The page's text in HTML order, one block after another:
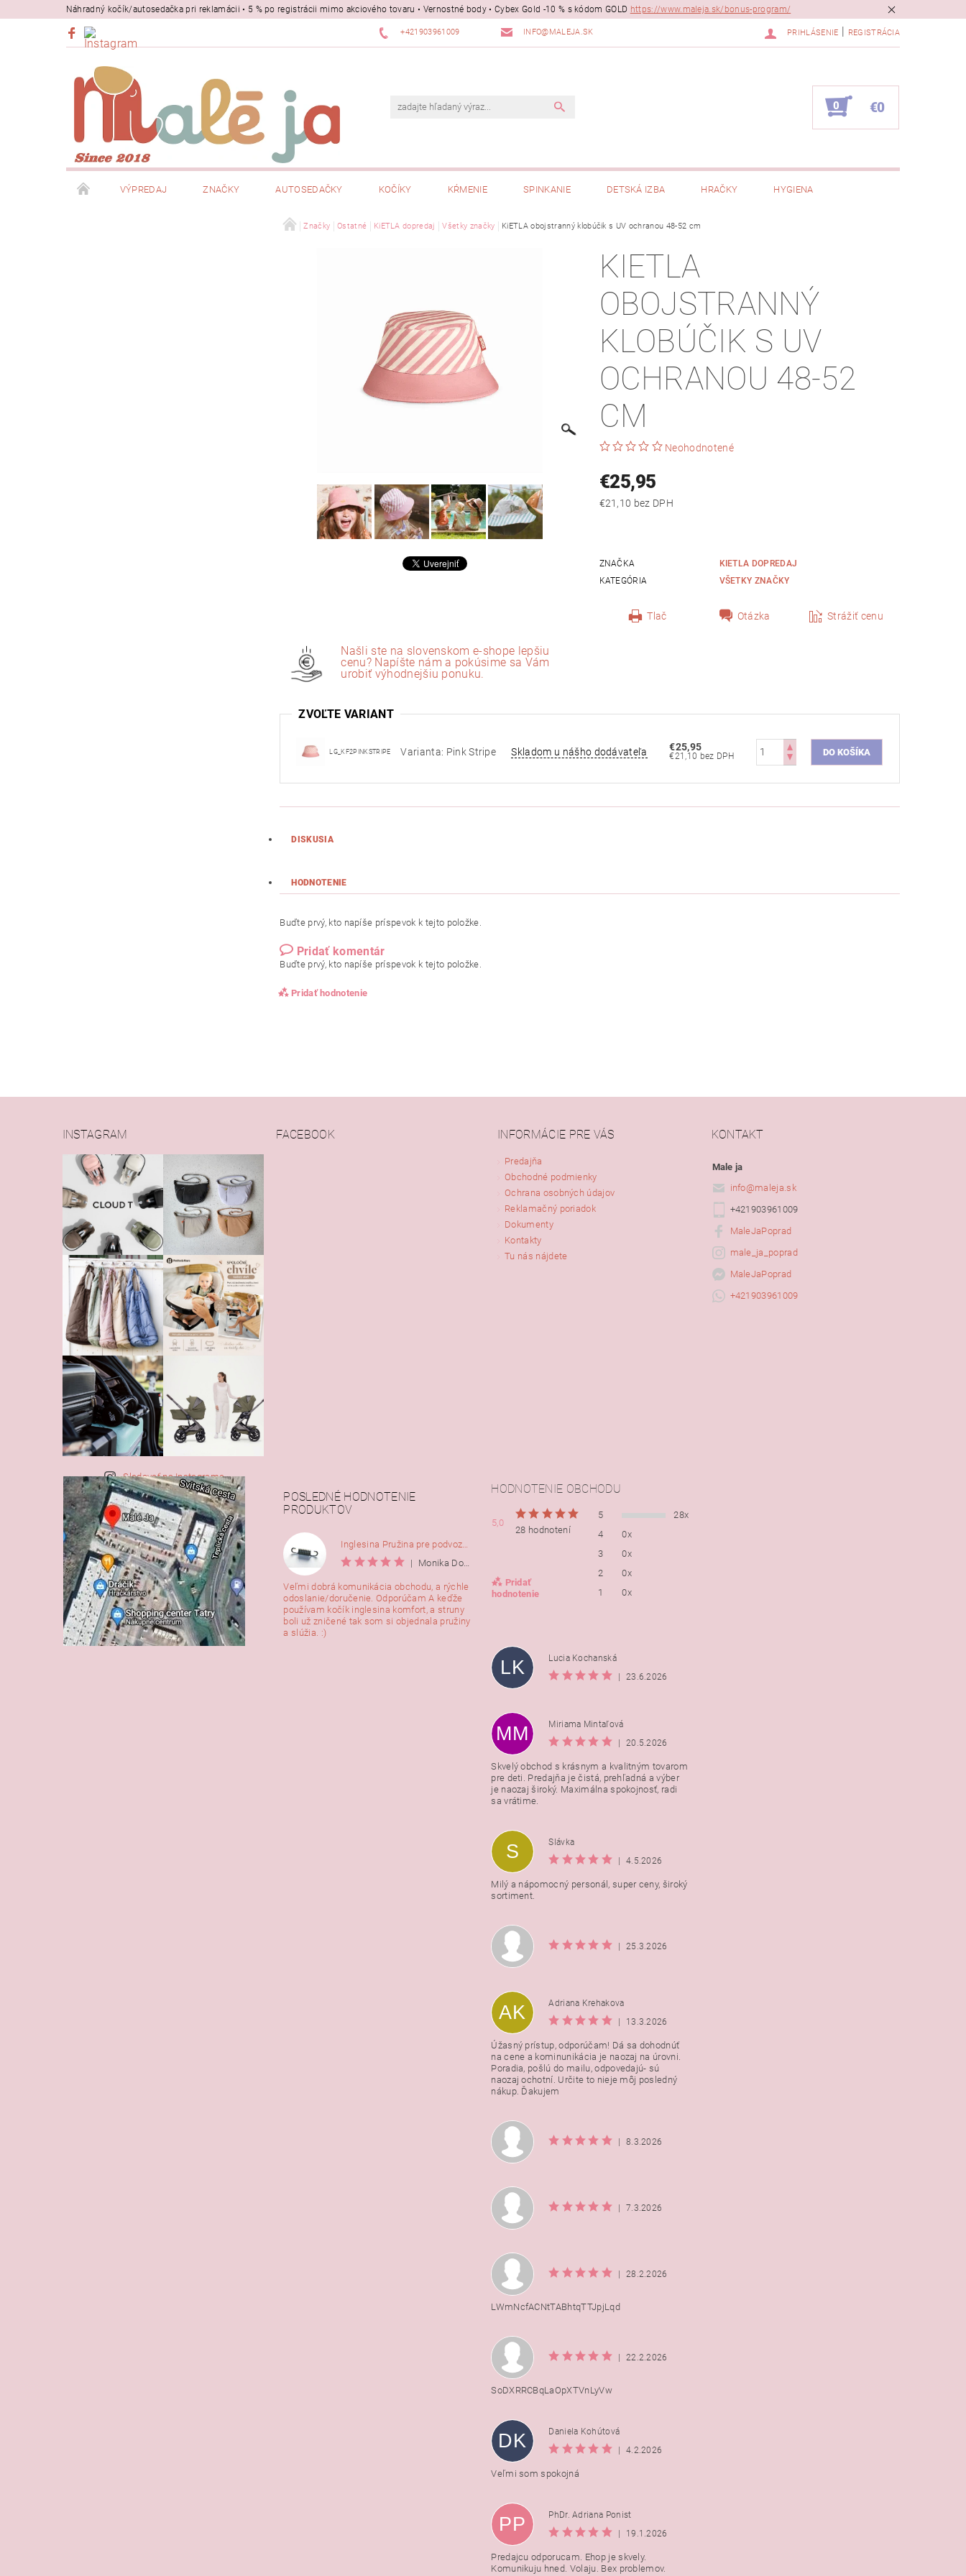
Náhradný kočík/autosedačka pri reklamácii • 5 % po registrácii mimo akciového tovaru • Vernostné body • Cybex Gold -10 % s kódom GOLD https://www.maleja.sk/bonus-program/
+421903961009 INFO@MALEJA.SK PRIHLÁSENIE REGISTRÁCIA
0 €0
VÝPREDAJ ZNAČKY AUTOSEDAČKY KOČÍKY KŔMENIE SPINKANIE DETSKÁ IZBA HRAČKY HYGIENA
Značky Ostatné KiETLA dopredaj Všetky značky KiETLA obojstranný klobúčik s UV ochranou 48-52 cm
KIETLA
OBOJSTRANNÝ
KLOBÚČIK S UV
OCHRANOU 48-52
CM
Neohodnotené
€25,95
€21,10 bez DPH
ZNAČKA
KIETLA DOPREDAJ
KATEGÓRIA
VŠETKY ZNAČKY
Tlač Otázka Strážiť cenu
Našli ste na slovenskom e-shope lepšiu
cenu? Napíšte nám a pokúsime sa Vám
urobiť výhodnejšiu ponuku.
ZVOĽTE VARIANT
LG_KF2PINKSTRIPE Varianta: Pink Stripe Skladom u nášho dodávateľa €25,95
€21,10 bez DPH
DISKUSIA
HODNOTENIE
Buďte prvý, kto napíše príspevok k tejto položke.
Pridať komentár
Buďte prvý, kto napíše príspevok k tejto položke.
Pridať hodnotenie
podmienkami ochrany osobných údajov
INSTAGRAM
Sledovať na Instagrame
FACEBOOK INFORMÁCIE PRE VÁS
Predajňa
Obchodné podmienky
Ochrana osobných údajov
Reklamačný poriadok
Dokumenty
Kontakty
Tu nás nájdete
KONTAKT
Male ja
info@maleja.sk
+421903961009
MaleJaPoprad
male_ja_poprad
MaleJaPoprad
+421903961009
POSLEDNÉ HODNOTENIE
PRODUKTOV
|
Monika Dorušáková
Veľmi dobrá komunikácia obchodu, a rýchle
odoslanie/doručenie. Odporúčam A keďže
používam kočík inglesina komfort, a struny
boli už zničené tak som si objednala pružiny
a slúžia. :)
HODNOTENIE OBCHODU
5,0
28 hodnotení
Pridať
hodnotenie
5
28x
4
0x
3
0x
2
0x
1
0x
Vložením hodnotenie súhlasíte s
podmienkami ochrany osobných
LK
Lucia Kochanská
23.6.2026
MM
Miriama Mintaľová
20.5.2026
Skvelý obchod s krásnym a kvalitným tovarom
pre deti. Predajňa je čistá, prehľadná a výber
je naozaj široký. Maximálna spokojnosť, radi
sa vrátime.
S
Slávka
4.5.2026
Milý a nápomocný personál, super ceny, široký
sortiment.
25.3.2026
AK
Adriana Krehakova
13.3.2026
Úžasný prístup, odporúčam! Dá sa dohodnúť
na cene a kominunikácia je naozaj na úrovni.
Poradia, pošlú do mailu, odpovedajú- sú
naozaj ochotní. Určite to nieje môj posledný
nákup. Ďakujem
8.3.2026
7.3.2026
28.2.2026
LWmNcfACNtTABhtqTTJpjLqd
22.2.2026
SoDXRRCBqLaOpXTVnLyVw
DK
Daniela Kohútová
4.2.2026
Veľmi som spokojná
PP
PhDr. Adriana Ponist
19.1.2026
Predajcu odporucam. Ehop je skvely.
Komunikuju hned. Volaju. Bex problemov.